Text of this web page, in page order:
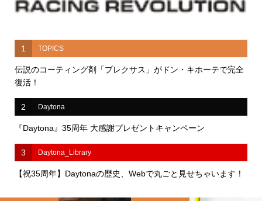
1 TOPICS
伝説のコーティング剤「プレクサス」がドン・キホーテで完全
復活！
2 Daytona
『Daytona』35周年 大感謝プレゼントキャンペーン
3 Daytona_Library
【祝35周年】Daytonaの歴史、Webで丸ごと見せちゃいます！